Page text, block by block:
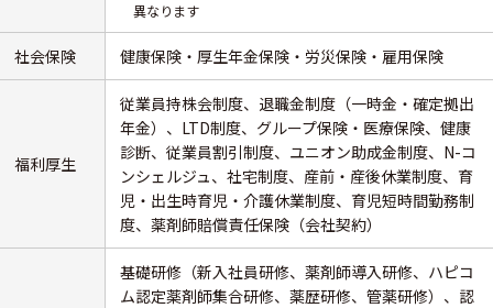
異なります
社会保険 健康保険・厚生年金保険・労災保険・雇用保険
福利厚生
従業員持株会制度、退職金制度（一時金・確定拠出
年金）、LTD制度、グループ保険・医療保険、健康
診断、従業員割引制度、ユニオン助成金制度、N-コ
ンシェルジュ、社宅制度、産前・産後休業制度、育
児・出生時育児・介護休業制度、育児短時間勤務制
度、薬剤師賠償責任保険（会社契約）
基礎研修（新入社員研修、薬剤師導入研修、ハピコ
ム認定薬剤師集合研修、薬歴研修、管薬研修）、認